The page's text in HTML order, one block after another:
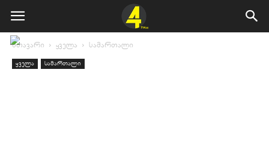
მთავარი ყველა სამართალი
ყველა სამართალი